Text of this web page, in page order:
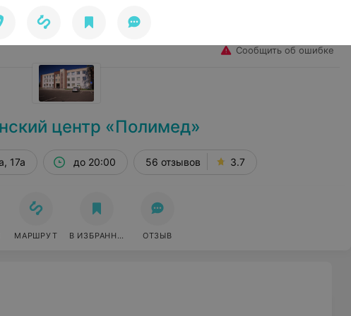
Сообщить об ошибке
центр «Полимед»
17а до 20:00 56 отзывов 3.7
МАРШРУТ В ИЗБРАННОЕ ОТЗЫВ